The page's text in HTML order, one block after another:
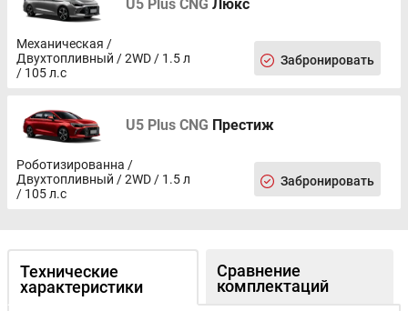
Сигнализация
Иммобилайзер
Дистанционный запуск двигателя
Центральный замок с дистанционным управлением
Дистанционное отпирание багажника
U5 Plus CNG Люкс
Механическая /
Двухтопливный / 2WD / 1.5 л
/ 105 л.с
Забронировать
U5 Plus CNG Престиж
Роботизированна /
Двухтопливный / 2WD / 1.5 л
/ 105 л.с
Забронировать
Технические
характеристики
Сравнение
комплектаций